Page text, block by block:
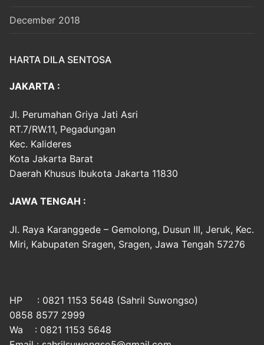
December 2018
HARTA DILA SENTOSA
JAKARTA :
Jl. Perumahan Griya Jati Asri
RT.7/RW.11, Pegadungan
Kec. Kalideres
Kota Jakarta Barat
Daerah Khusus Ibukota Jakarta 11830
JAWA TENGAH :
Jl. Raya Karanggede – Gemolong, Dusun III, Jeruk, Kec.
Miri, Kabupaten Sragen, Sragen, Jawa Tengah 57276
HP : 0821 1153 5648 (Sahril Suwongso)
0858 8577 2999
Wa : 0821 1153 5648